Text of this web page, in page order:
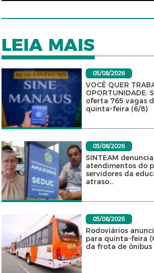
LEIA MAIS
05/08/2026
VOCÊ QUER
OPORTUNIDADE:
oferta 765 vagas
quinta-feira (6/8)
05/08/2026
SINTEAM
atendimentos do
servidores da
atraso...
05/08/2026
Rodoviários
para quinta-feira
da frota de ônibus